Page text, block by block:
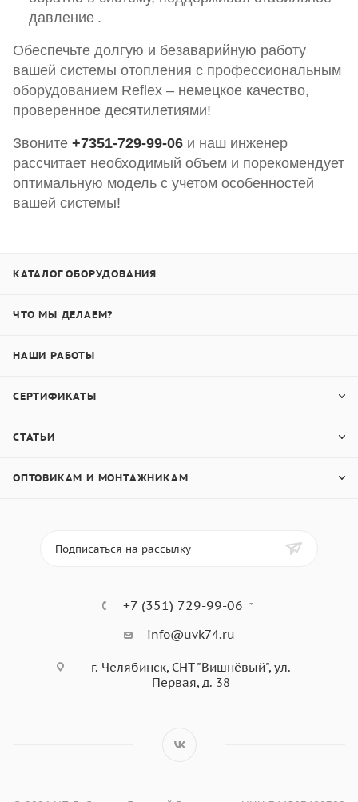
давление .
Обеспечьте долгую и безаварийную работу
вашей системы отопления с профессиональным
оборудованием Reflex – немецкое качество,
проверенное десятилетиями!
Звоните +7351-729-99-06 и наш инженер
рассчитает необходимый объем и порекомендует
оптимальную модель с учетом особенностей
вашей системы!
КАТАЛОГ ОБОРУДОВАНИЯ
ЧТО МЫ ДЕЛАЕМ?
НАШИ РАБОТЫ
СЕРТИФИКАТЫ
СТАТЬИ
ОПТОВИКАМ И МОНТАЖНИКАМ
Подписаться на рассылку
+7 (351) 729-99-06
info@uvk74.ru
г. Челябинск, СНТ "Вишнёвый", ул.
Первая, д. 38